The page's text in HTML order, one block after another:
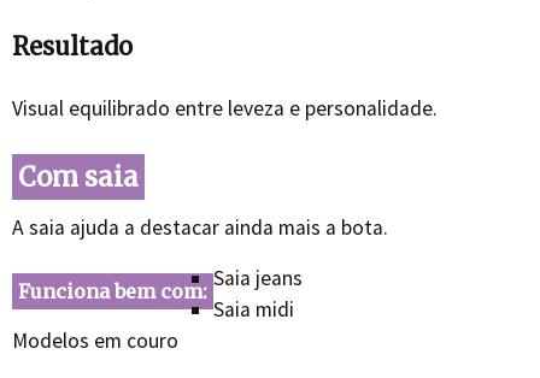
Resultado
Visual equilibrado entre leveza e personalidade.
Com saia
A saia ajuda a destacar ainda mais a bota.
Funciona bem com: Saia jeans
Saia midi
Modelos em couro